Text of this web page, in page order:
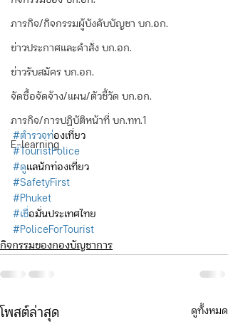
ภารกิจ/กิจกรรมผู้บังคับบัญชา บก.อก.
ข่าวประกาศและคำสั่ง บก.อก.
ข่าวรับสมัคร บก.อก.
จัดซื้อจัดจ้าง/แผน/ตัวชี้วัด บก.อก.
ภารกิจ/การปฏิบัติหน้าที่ บก.ทท.1
E-learning
#ตำรวจท่องเที่ยว
#TouristPolice
#ดูแลนักท่องเที่ยว
#SafetyFirst
#Phuket
#เชื่อมั่นประเทศไทย
#PoliceForTourist
กิจกรรมของกองบัญชาการ
โพสต์ล่าสุด ดูทั้งหมด